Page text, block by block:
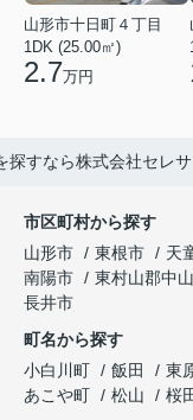
山形市十日町４丁目
1DK (25.00㎡)
2.7万円
探すなら株式会社セレサ
市区町村から探す
山形市
東根市 天
南陽市
東村山郡中
長井市
町名から探す
小白川町
飯田 東
あこや町
松山
桜